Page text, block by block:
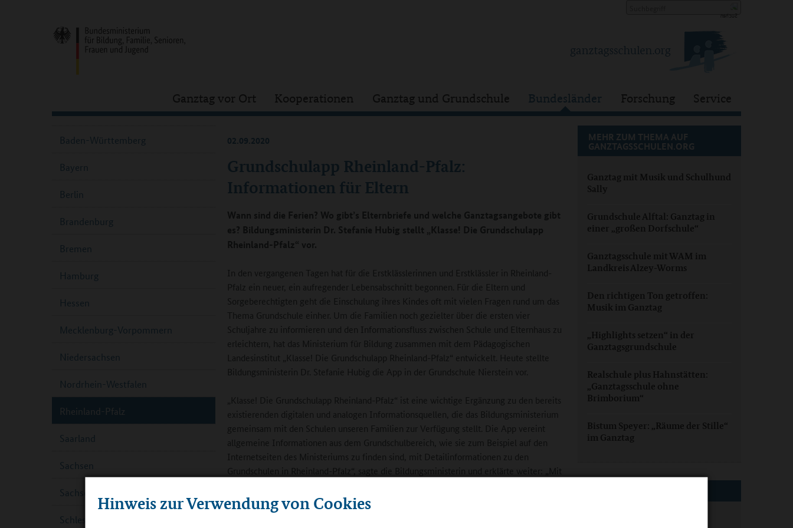
Hinweis zur Verwendung von Cookies
Ganztag vor Ort Kooperationen Ganztag und Grundschule Bundesländer Forschung Service
Grundschulapp Rheinland-Pfalz:
Informationen für Eltern
02.09.2020
Wann sind die Ferien? Wo gibt’s Elternbriefe und welche Ganztagsangebote gibt
es? Bildungsministerin Dr. Stefanie Hubig stellt „Klasse! Die Grundschulapp
Rheinland-Pfalz“ vor.
In den vergangenen Tagen hat für die Erstklässlerinnen und Erstklässler in Rheinland-
Pfalz ein neuer, ein aufregender Lebensabschnitt begonnen. Für die Eltern und
Sorgeberechtigten geht die Einschulung ihres Kindes oft mit vielen Fragen rund um das
Thema Grundschule einher. Um die Familien noch gezielter über die ersten vier
Schuljahre zu informieren und den Informationsfluss zwischen Schule und Elternhaus zu
erleichtern, hat das Ministerium für Bildung zusammen mit dem Pädagogischen
Landesinstitut „Klasse! Die Grundschulapp Rheinland-Pfalz“ entwickelt. Heute stellte
Bildungsministerin Dr. Stefanie Hubig die App in der Grundschule Nierstein vor.
„Klasse! Die Grundschulapp Rheinland-Pfalz“ ist eine wichtige Ergänzung zu den bereits
existierenden digitalen und analogen Informationsquellen, die das Bildungsministerium
gemeinsam mit den Schulen unseren Familien zur Verfügung stellt. Die App vereint
allgemeine Informationen aus dem Grundschulbereich, wie sie zum Beispiel auf den
Internetseiten des Ministeriums zu finden sind, mit Detailinformationen zu den
Grundschulen in Rheinland-Pfalz“, sagte die Bildungsministerin und erklärte weiter: „Mit
Schulen ein einfaches, aber sehr effektives Kommunikationsinstrument an die Hand.
Eltern und Sorgeberechtigte können jederzeit mit dem Smartphone die für sie
MEHR ZUM THEMA AUF
GANZTAGSSCHULEN.ORG
Ganztag mit Musik und Schulhund
Sally
Grundschule Alftal: Ganztag in
einer „großen Dorfschule“
Ganztagsschule mit WAM im
Landkreis Alzey-Worms
Den richtigen Ton getroffen:
Musik im Ganztag
„Highlights setzen“ in der
Ganztagsgrundschule
Realschule plus Hahnstätten:
„Ganztagsschule ohne
Brimborium“
Bistum Speyer: „Räume der Stille“
im Ganztag
Baden-Württemberg
Bayern
Berlin
Brandenburg
Bremen
Hamburg
Hessen
Mecklenburg-Vorpommern
Niedersachsen
Nordrhein-Westfalen
Rheinland-Pfalz
Saarland
Sachsen
Sachsen-Anhalt
Schleswig-Holstein